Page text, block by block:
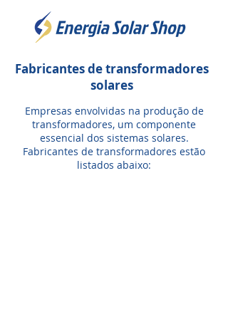
Fabricantes de transformadores
solares
Empresas envolvidas na produção de
transformadores, um componente
essencial dos sistemas solares.
Fabricantes de transformadores estão
listados abaixo: